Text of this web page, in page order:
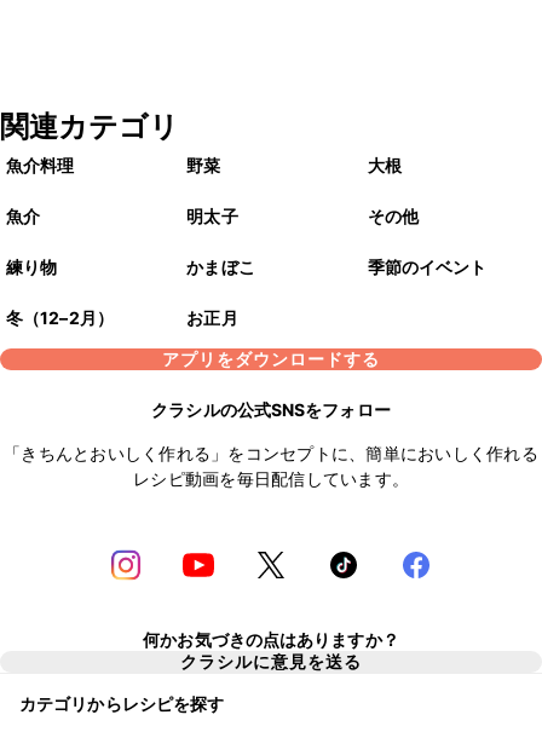
関連カテゴリ
魚介料理 野菜 大根
魚介 明太子 その他
練り物 かまぼこ 季節のイベント
冬（12–2月）
お正月
アプリをダウンロードする
クラシルの公式SNSをフォロー
「きちんとおいしく作れる」をコンセプトに、簡単においしく作れる
レシピ動画を毎日配信しています。
何かお気づきの点はありますか？
クラシルに意見を送る
カテゴリからレシピを探す